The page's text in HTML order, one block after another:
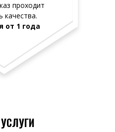
проходит
качества.
от 1 года